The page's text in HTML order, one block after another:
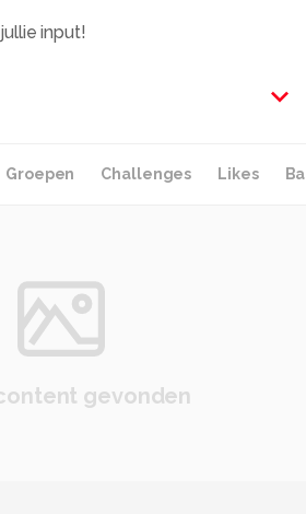
input!
Groepen Challenges Likes
gevonden